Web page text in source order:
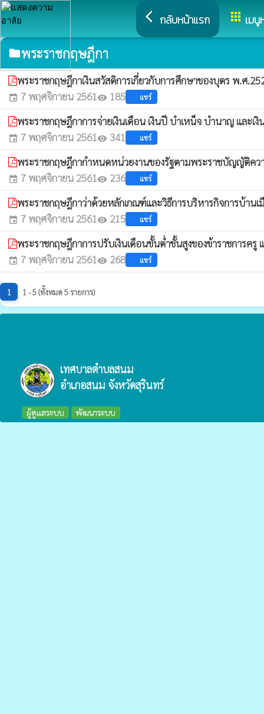
arrow_back_ios กลับหน้าแรก apps เม
folderพระราชกฤษฎีกา
พระราชกฤษฎีกาเงินสวัสดิการเกี่ยวกับการศึกษาของบุตร พ.ศ
event 7 พฤศจิกายน 2561visibility 185 แชร์
พระราชกฤษฎีกาการจ่ายเงินเดือน เงินปี บำเหน็จ บำนาญ และ
event 7 พฤศจิกายน 2561visibility 341 แชร์
พระราชกฤษฎีกากำหนดหน่วยงานของรัฐตามพระราชบัญญัติคว
event 7 พฤศจิกายน 2561visibility 236 แชร์
พระราชกฤษฎีกาว่าด้วยหลักเกณฑ์และวิธีการบริหารกิจการบ้าน
event 7 พฤศจิกายน 2561visibility 215 แชร์
พระราชกฤษฎีกาการปรับเงินเดือนขั้นต่ำขั้นสูงของข้าราชการค
event 7 พฤศจิกายน 2561visibility 268 แชร์
1 1 - 5 (ทั้งหมด 5 รายการ)
เทศบาลตำบลสนม
อำเภอสนม จังหวัดสุรินทร์
ผู้ดูแลระบบ พัฒนาระบบ